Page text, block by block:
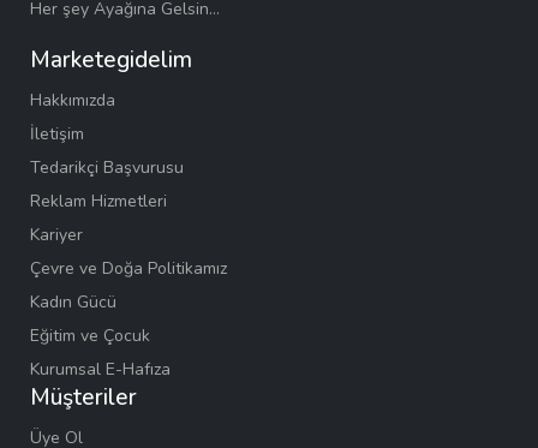
Her şey Ayağına Gelsin…
Marketegidelim
Hakkımızda
İletişim
Tedarikçi Başvurusu
Reklam Hizmetleri
Kariyer
Çevre ve Doğa Politikamız
Kadın Gücü
Eğitim ve Çocuk
Kurumsal E-Hafıza
Müşteriler
Üye Ol